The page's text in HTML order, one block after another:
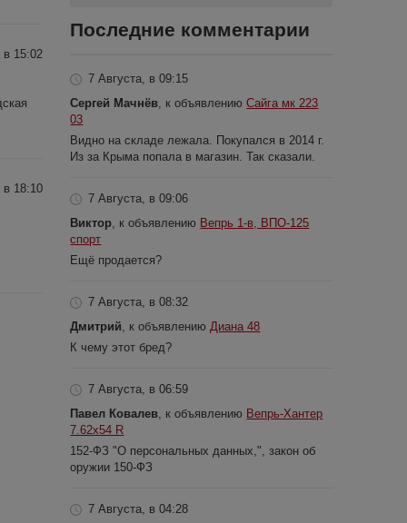
в 15:02
18:10
Последние комментарии
7 Августа, в 09:15
Сергей Мачнёв , к объявлениюСайга мк 223
03
Видно на складе лежала. Покупался в 2014 г.
Из за Крыма попала в магазин. Так сказали.
7 Августа, в 09:06
Виктор , к объявлению Вепрь 1-в, ВПО-125
спорт
Ещё продается?
7 Августа, в 08:32
Дмитрий , к объявлению Диана 48
К чему этот бред?
7 Августа, в 06:59
Павел Ковалев , к объявлению Вепрь-Хантер
7.62х54 R
152-ФЗ "О персональных данных,", закон об
оружии 150-ФЗ
7 Августа, в 04:28